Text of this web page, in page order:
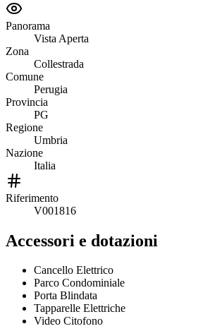
Panorama
Vista Aperta
Zona
Collestrada
Comune
Perugia
Provincia
PG
Regione
Umbria
Nazione
Italia
Riferimento
V001816
Accessori e dotazioni
Cancello Elettrico
Parco Condominiale
Porta Blindata
Tapparelle Elettriche
Video Citofono